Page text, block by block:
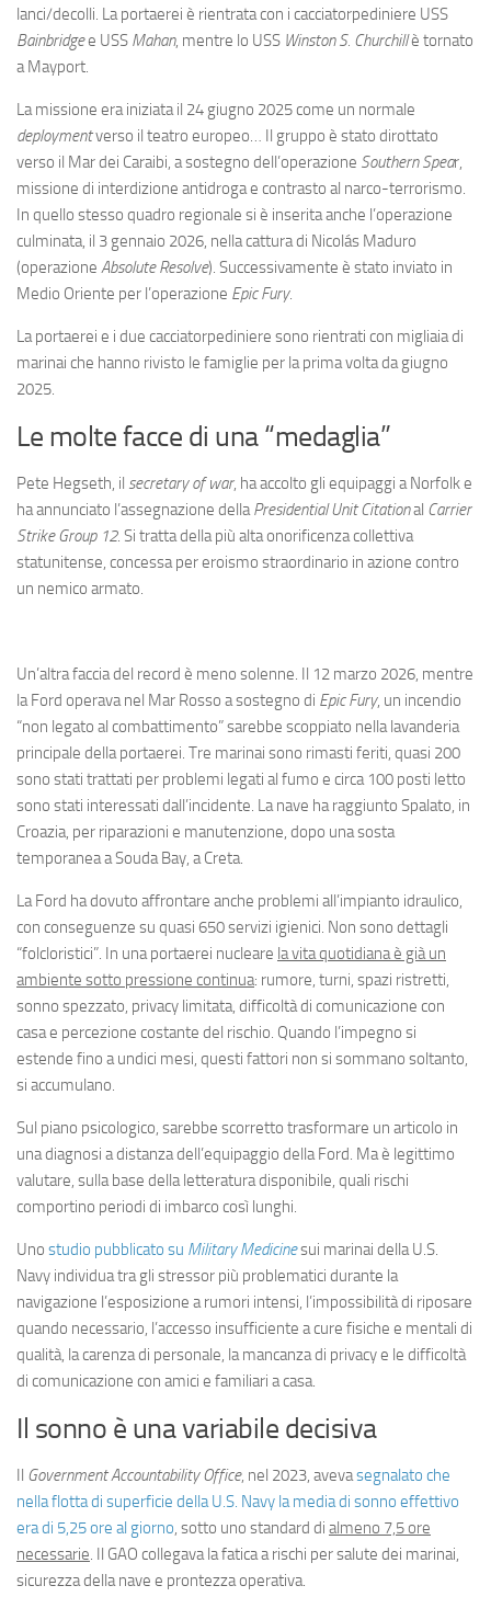
lanci/decolli. La portaerei è rientrata con i cacciatorpediniere USS
Bainbridgee USS Mahan, mentre lo USS Winston S. Churchillè tornato
a Mayport.
La missione era iniziata il 24 giugno 2025 come un normale
deploymentverso il teatro europeo… Il gruppo è stato dirottato
verso il Mar dei Caraibi, a sostegno dell’operazione Southern Spear,
missione di interdizione antidroga e contrasto al narco-terrorismo.
In quello stesso quadro regionale si è inserita anche l’operazione
culminata, il 3 gennaio 2026, nella cattura di Nicolás Maduro
(operazione Absolute Resolve). Successivamente è stato inviato in
Medio Oriente per l’operazione Epic Fury.
La portaerei e i due cacciatorpediniere sono rientrati con migliaia di
marinai che hanno rivisto le famiglie per la prima volta da giugno
2025.
Le molte facce di una “medaglia”
Pete Hegseth, il secretary of war, ha accolto gli equipaggi a Norfolk e
ha annunciato l’assegnazione dellaPresidential Unit Citational Carrier
Strike Group 12. Si tratta della più alta onorificenza collettiva
statunitense, concessa per eroismo straordinario in azione contro
un nemico armato.
Un’altra faccia del record è meno solenne. Il 12 marzo 2026, mentre
la Ford operava nel Mar Rosso a sostegno di Epic Fury, un incendio
“non legato al combattimento” sarebbe scoppiato nella lavanderia
principale della portaerei. Tre marinai sono rimasti feriti, quasi 200
sono stati trattati per problemi legati al fumo e circa 100 posti letto
sono stati interessati dall’incidente. La nave ha raggiunto Spalato, in
Croazia, per riparazioni e manutenzione, dopo una sosta
temporanea a Souda Bay, a Creta.
La Ford ha dovuto affrontare anche problemi all’impianto idraulico,
con conseguenze su quasi 650 servizi igienici. Non sono dettagli
“folcloristici”. In una portaerei nucleare la vita quotidiana è già un
ambiente sotto pressione continua: rumore, turni, spazi ristretti,
sonno spezzato, privacy limitata, difficoltà di comunicazione con
casa e percezione costante del rischio. Quando l’impegno si
estende fino a undici mesi, questi fattori non si sommano soltanto,
si accumulano.
Sul piano psicologico, sarebbe scorretto trasformare un articolo in
una diagnosi a distanza dell’equipaggio della Ford. Ma è legittimo
valutare, sulla base della letteratura disponibile, quali rischi
comportino periodi di imbarco così lunghi.
Uno studio pubblicato su Military Medicinesui marinai della U.S.
Navy individua tra gli stressor più problematici durante la
navigazione l’esposizione a rumori intensi, l’impossibilità di riposare
quando necessario, l’accesso insufficiente a cure fisiche e mentali di
qualità, la carenza di personale, la mancanza di privacy e le difficoltà
di comunicazione con amici e familiari a casa.
Il sonno è una variabile decisiva
Il Government Accountability Office, nel 2023, avevasegnalato che
nella flotta di superficie della U.S. Navy la media di sonno effettivo
era di 5,25 ore al giorno, sotto uno standard di almeno 7,5 ore
necessarie. Il GAO collegava la fatica a rischi per salute dei marinai,
sicurezza della nave e prontezza operativa.